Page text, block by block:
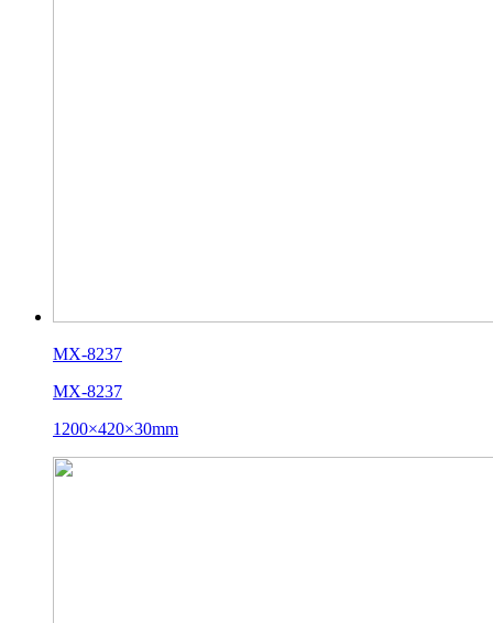
MX-8237
MX-8237
1200×420×30mm